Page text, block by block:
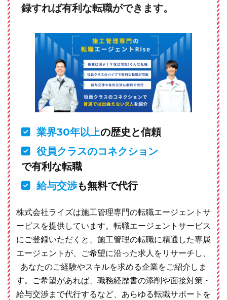
録すれば有利な転職ができます。
業界30年以上の歴史と信頼
役員クラスのコネクション
で有利な転職
給与交渉も無料で代行
株式会社ライズは施工管理専門の転職エージェントサ
ービスを提供しています。転職エージェントサービス
にご登録いただくと、施工管理の転職に精通した専属
エージェントが、ご希望に沿った求人をリサーチし、
あなたのご経験やスキルを求める企業をご紹介しま
す。ご希望があれば、職務経歴書の添削や面接対策・
給与交渉まで代行するなど、あらゆる転職サポートを